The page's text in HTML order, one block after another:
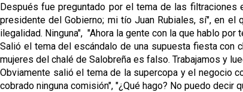
Después fue preguntado por el tema de las filtraciones
presidente del Gobierno; mi tío Juan Rubiales, sí", en
ilegalidad. Ninguna", "Ahora la gente con la que hablo
Salió el tema del escándalo de una supuesta fiesta con
mujeres del chalé de Salobreña es falso. Trabajamos y
Obviamente salió el tema de la supercopa y el negocio
cobrado ninguna comisión", "¿Qué hago? No puedo decir